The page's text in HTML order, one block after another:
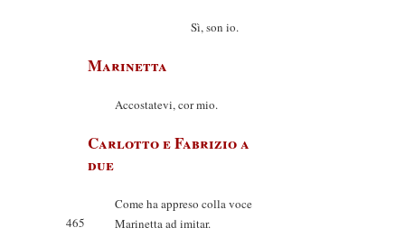
Sì, son io.
Marinetta
Accostatevi, cor mio.
Carlotto e Fabrizio a
due
Come ha appreso colla voce
465
Marinetta ad imitar.